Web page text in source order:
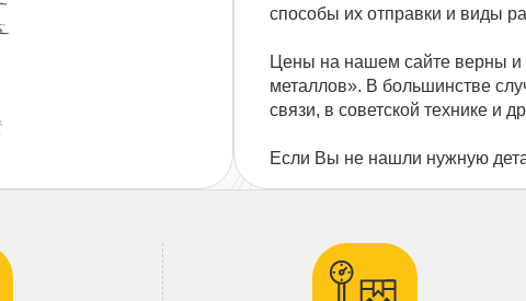
способы их отправки и виды
Цены на нашем сайте верны и
металлов». В большинстве
связи, в советской технике и
Если Вы не нашли нужную